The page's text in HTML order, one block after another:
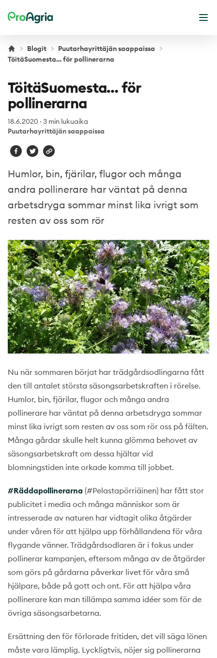
ProAgria
Blogit
Puutarhayrittäjän saappaissa
TöitäSuomesta… för pollinerarna
TöitäSuomesta… för
pollinerarna
18.6.2020 · 3 min lukuaika
Puutarhayrittäjän saappaissa
Humlor, bin, fjärilar, flugor och många
andra pollinerare har väntat på denna
arbetsdryga sommar minst lika ivrigt som
resten av oss som rör
Nu när sommaren börjat har trädgårdsodlingarna fått
den till antalet största säsongsarbetskraften i rörelse.
Humlor, bin, fjärilar, flugor och många andra
pollinerare har väntat på denna arbetsdryga sommar
minst lika ivrigt som resten av oss som rör oss på fälten.
Många gårdar skulle helt kunna glömma behovet av
säsongsarbetskraft om dessa hjältar vid
blomningstiden inte orkade komma till jobbet.
#Räddapollinerarna (#Pelastapörriäinen) har fått stor
publicitet i media och många människor som är
intresserade av naturen har vidtagit olika åtgärder
under våren för att hjälpa upp förhållandena för våra
flygande vänner. Trädgårdsodlaren är i fokus under
pollinerar kampanjen, eftersom många av de åtgärder
som görs på gårdarna påverkar livet för våra små
hjälpare, både på gott och ont. För att hjälpa våra
pollinerare kan man tillämpa samma idéer som för de
övriga säsongsarbetarna.
Ersättning den för förlorade fritiden, det vill säga lönen
måste vara lämplig. Lyckligtvis, nöjer sig pollinerarna